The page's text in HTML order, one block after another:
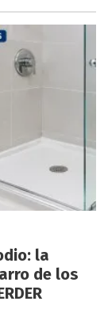
la
de los